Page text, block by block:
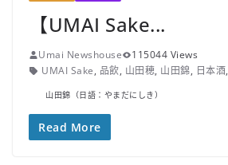
【UMAI Sake...
Umai Newshouse
115044 Views
UMAI Sake, 品飲, 山田穂, 山田錦, 日本酒,
山田錦（日語：やまだにしき）
Read More